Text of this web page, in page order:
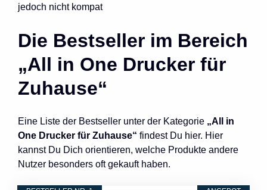
jedoch nicht kompat
Die Bestseller im Bereich
„All in One Drucker für
Zuhause“
Eine Liste der Bestseller unter der Kategorie „All in
One Drucker für Zuhause“ findest Du hier. Hier
kannst Du Dich orientieren, welche Produkte andere
Nutzer besonders oft gekauft haben.